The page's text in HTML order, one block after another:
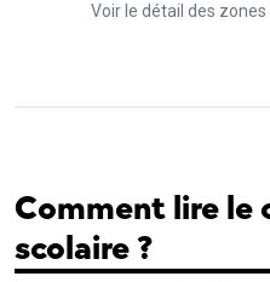
Voir le détail des
Comment lire le
scolaire ?